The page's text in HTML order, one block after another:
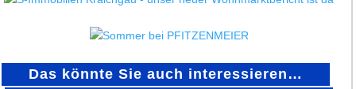
Das könnte Sie auch interessieren…